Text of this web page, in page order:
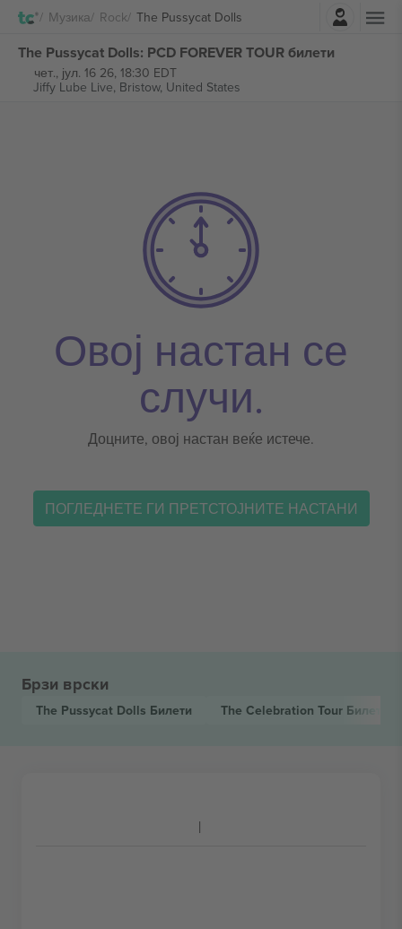
Музика Rock The Pussycat DollsНајави се
The Pussycat Dolls: PCD FOREVER TOUR билети
чет., јул. 16 26, 18:30 EDT
Jiffy Lube Live, Bristow, United States
Овој настан се
случи.
Доцните, овој настан веќе истече.
ПОГЛЕДНЕТЕ ГИ ПРЕТСТОЈНИТЕ НАСТАНИ
Брзи врски
The Pussycat Dolls Билети The Celebration Tour Билети